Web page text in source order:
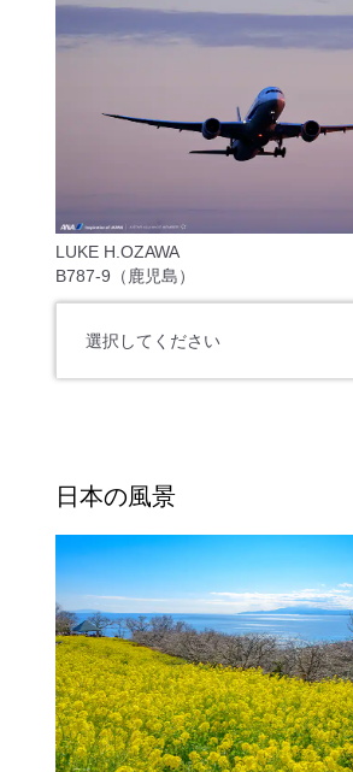
LUKE H.OZAWA
B787-9（鹿児島）
選択してください
日本の風景